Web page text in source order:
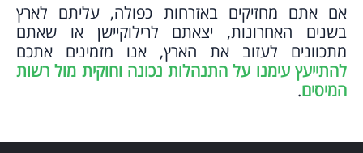
אם אתם מחזיקים באזרחות כפולה, עליתם לארץ
בשנים האחרונות, יצאתם לרילוקיישן או שאתם
מתכוונים לעזוב את הארץ, אנו מזמינים אתכם
להתייעץ עימנו על התנהלות נכונה וחוקית מול רשות
המיסים.